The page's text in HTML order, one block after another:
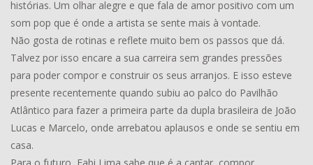
histórias. Um olhar alegre e que fala de amor positivo com um
som pop que é onde a artista se sente mais à vontade.
Não gosta de rotinas e reflete muito bem os passos que dá.
Talvez por isso encare a sua carreira sem grandes pressões
para poder compor e construir os seus arranjos. E isso esteve
presente recentemente quando subiu ao palco do Pavilhão
Atlântico para fazer a primeira parte da dupla brasileira de João
Lucas e Marcelo, onde arrebatou aplausos e onde se sentiu em
casa.